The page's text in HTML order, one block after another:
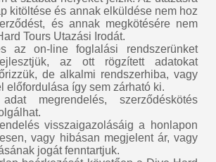
kitöltése és annak elküldése nem hoz
és annak megkötésére nem
Tours Utazási Irodát.
az on-line foglalási rendszerünket
az ott rögzített adatokat
de alkalmi rendszerhiba, vagy
előfordulása így sem zárható ki.
megrendelés, szerződéskötés
visszaigazolásáig a honlapon
vagy hibásan megjelent ár, vagy
jogát fenntartjuk.